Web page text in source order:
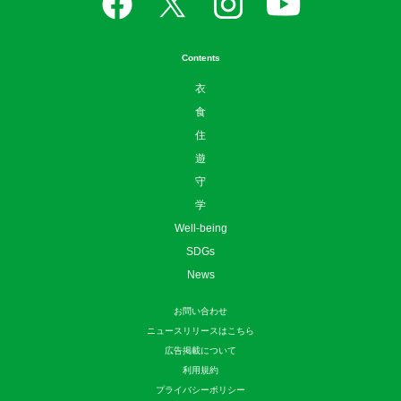
Contents
衣
食
住
遊
守
学
Well-being
SDGs
News
お問い合わせ
ニュースリリースはこちら
広告掲載について
利用規約
プライバシーポリシー